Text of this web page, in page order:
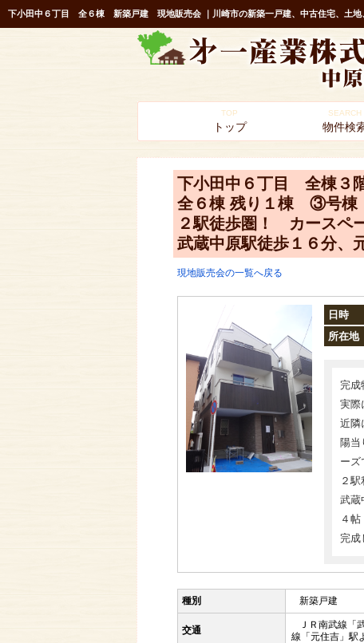
TOP
トップ
SEARCH
物件検
下小田中６丁目 全棟３
全６棟 残り１棟 ③号棟
２駅徒歩圏！ カースペ
武蔵中原駅徒歩１６分、
現地販売会の一覧へ戻る
日時
所在地
完成
実際
近隣
陽当
ーズ
２
武
４帖
完成
種別 新築戸建
交通
ＪＲ南武線「
線「元住吉」駅